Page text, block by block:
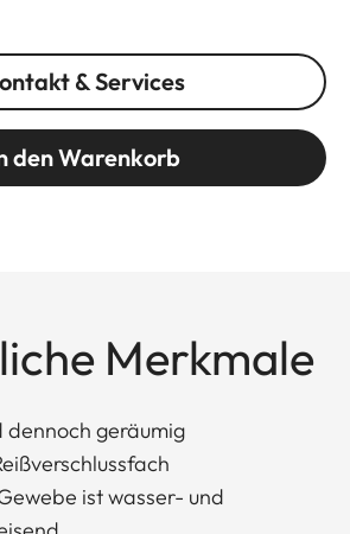
& Services
den Warenkorb
Merkmale
dennoch geräumig
ist wasser- und